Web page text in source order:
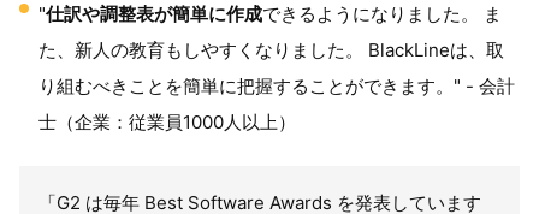
"仕訳や調整表が簡単に作成できるようになりました。 ま
た、新人の教育もしやすくなりました。 BlackLineは、取
り組むべきことを簡単に把握することができます。" - 会計
士（企業：従業員1000人以上）
「G2 は毎年 Best Software Awards を発表しています